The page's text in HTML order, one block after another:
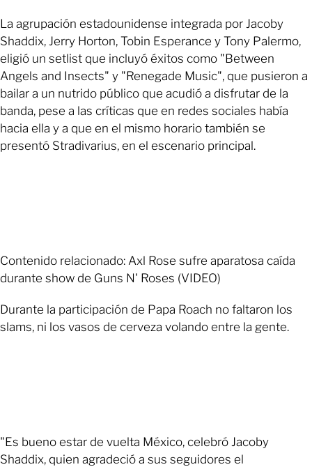
La agrupación estadounidense integrada por Jacoby
Shaddix, Jerry Horton, Tobin Esperance y Tony Palermo,
eligió un setlist que incluyó éxitos como "Between
Angels and Insects" y "Renegade Music", que pusieron a
bailar a un nutrido público que acudió a disfrutar de la
banda, pese a las críticas que en redes sociales había
hacia ella y a que en el mismo horario también se
presentó Stradivarius, en el escenario principal.
Contenido relacionado: Axl Rose sufre aparatosa caída
durante show de Guns N' Roses (VIDEO)
Durante la participación de Papa Roach no faltaron los
slams, ni los vasos de cerveza volando entre la gente.
"Es bueno estar de vuelta México, celebró Jacoby
Shaddix, quien agradeció a sus seguidores el